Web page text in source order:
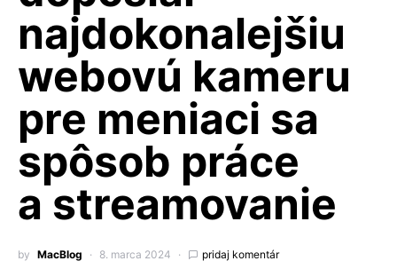
najdokonalejšiu
webovú kameru
pre meniaci sa
spôsob práce
a streamovanie
by MacBlog 8. marca 2024 pridaj komentár